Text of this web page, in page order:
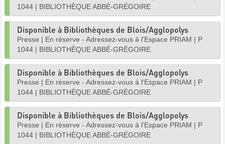
1044 | BIBLIOTHÈQUE ABBÉ-GRÉGOIRE
Disponible à Bibliothèques de Blois/Agglopolys
Presse | En réserve - Adressez-vous à l'Espace PRIAM | P
1044 | BIBLIOTHÈQUE ABBÉ-GRÉGOIRE
Disponible à Bibliothèques de Blois/Agglopolys
Presse | En réserve - Adressez-vous à l'Espace PRIAM | P
1044 | BIBLIOTHÈQUE ABBÉ-GRÉGOIRE
Disponible à Bibliothèques de Blois/Agglopolys
Presse | En réserve - Adressez-vous à l'Espace PRIAM | P
1044 | BIBLIOTHÈQUE ABBÉ-GRÉGOIRE